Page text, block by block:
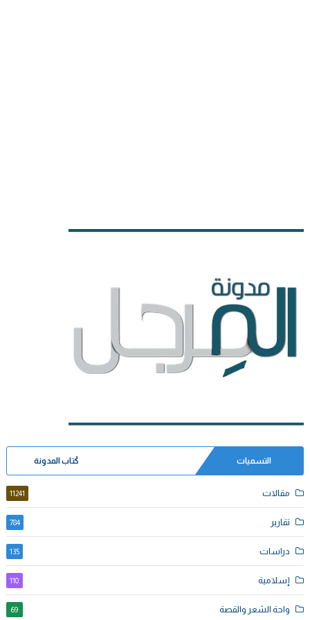
التسميات كُتاب المدونة
مقالات 11241
تقارير 784
دراسات 135
إسلامية 110
واحة الشعر والقصة 69